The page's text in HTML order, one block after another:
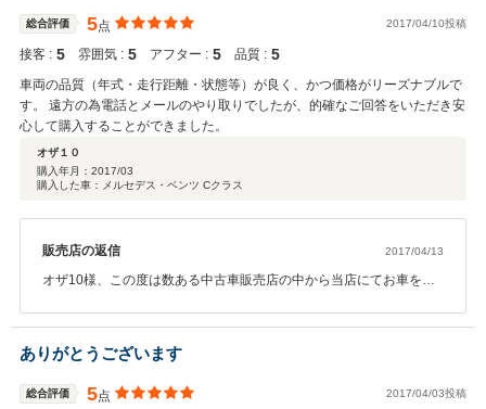
総合評価 5点 2017/04/10投稿
接客 : 5 雰囲気 : 5 アフター : 5 品質 : 5
車両の品質（年式・走行距離・状態等）が良く、かつ価格がリーズナブルで
す。 遠方の為電話とメールのやり取りでしたが、的確なご回答をいただき安
心して購入することができました。
オザ１０
購入年月： 2017/03
購入した車：メルセデス・ベンツ Cクラス
販売店の返信 2017/04/13
オザ10様、この度は数ある中古車販売店の中から当店にてお車をご
に弊社を信頼頂きご契約頂きましたがご納車の際オザ10様にご満足
頂けました事、大変嬉しく思っております。ご遠方では御座います
が、今後とも末永いお付き合いの程宜しくお願いします。
ありがとうございます
総合評価 5点 2017/04/03投稿